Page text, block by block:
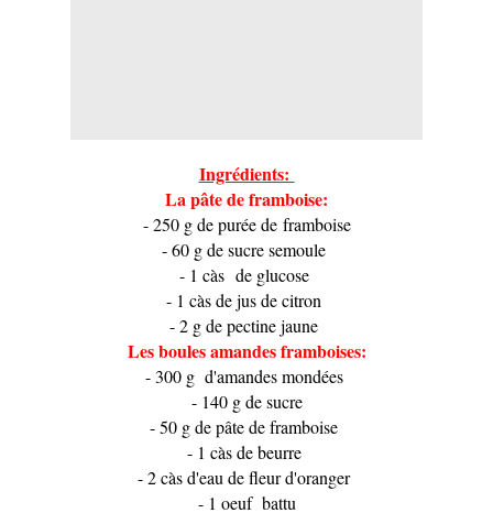
Ingrédients:
La pâte de framboise:
- 250 g de purée de framboise
- 60 g de sucre semoule
- 1 càs de glucose
- 1 càs de jus de citron
- 2 g de pectine jaune
Les boules amandes framboises:
- 300 g d'amandes mondées
- 140 g de sucre
- 50 g de pâte de framboise
- 1 càs de beurre
- 2 càs d'eau de fleur d'oranger
- 1 oeuf battu